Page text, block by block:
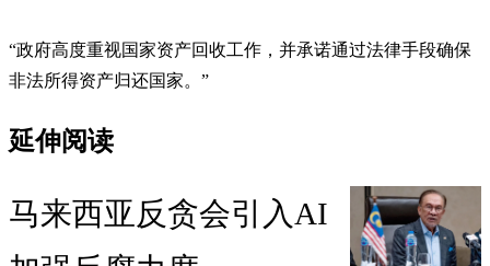
“政府高度重视国家资产回收工作，并承诺通过法律手段确保
非法所得资产归还国家。”
延伸阅读
马来西亚反贪会引入AI